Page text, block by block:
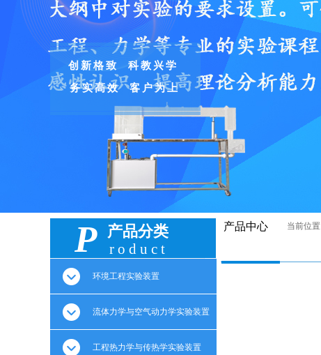
创新格致 科教兴学
务实高效 客户为上
产品中心 当前位置
roduct
产品分类
P
环境工程实验装置
流体力学与空气动力学实验装置
工程热力学与传热学实验装置